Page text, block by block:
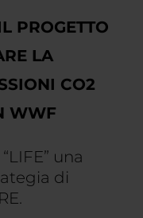
PROGETTO
LA
CO2
WWF
una
di